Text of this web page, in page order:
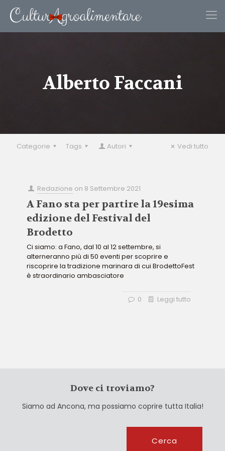
Alberto Faccani
Categorie Tags Autori Vedi tutto
Redazione on 8 Settembre 2021
A Fano sta per partire la 19esima
edizione del Festival del
Brodetto
Ci siamo: a Fano, dal 10 al 12 settembre, si
alterneranno più di 50 eventi per scoprire e
riscoprire la tradizione marinara di cui BrodettoFest
è straordinario ambasciatore
0 Leggi tutto
Dove ci troviamo?
Siamo ad Ancona, ma possiamo coprire tutta Italia!
Cerca